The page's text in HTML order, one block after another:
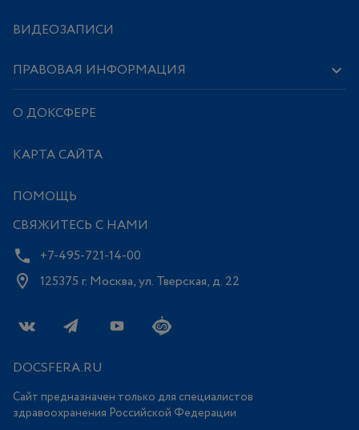
ВИДЕОЗАПИСИ
ПРАВОВАЯ ИНФОРМАЦИЯ
О ДОКСФЕРЕ
КАРТА САЙТА
ПОМОЩЬ
СВЯЖИТЕСЬ С НАМИ
+7-495-721-14-00
125375 г. Москва, ул. Тверская, д. 22
DOCSFERA.RU
Сайт предназначен только для специалистов
здравоохранения Российской Федерации